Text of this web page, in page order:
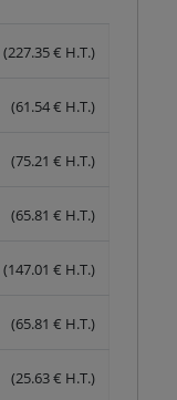
(227.35 € H.T.)
(61.54 € H.T.)
(75.21 € H.T.)
(65.81 € H.T.)
(147.01 € H.T.)
(65.81 € H.T.)
(25.63 € H.T.)